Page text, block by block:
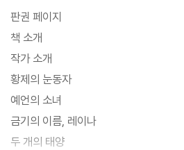
정해진 결말을 바꾸려는 절박한 선택들,
그리고 그 모든 것을 삼켜버리는 황궁의
사랑, 운명, 죽음, 예언, 정치, 저주, 황제,
이야기의 중심에는 단 하나의 진실이 있
“사랑하면, 죽는다.”
판권 페이지
책 소개
작가 소개
황제의 눈동자
예언의 소녀
금기의 이름, 레이나
두 개의 태양